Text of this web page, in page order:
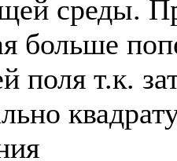
среды.
больше
поля т.к.